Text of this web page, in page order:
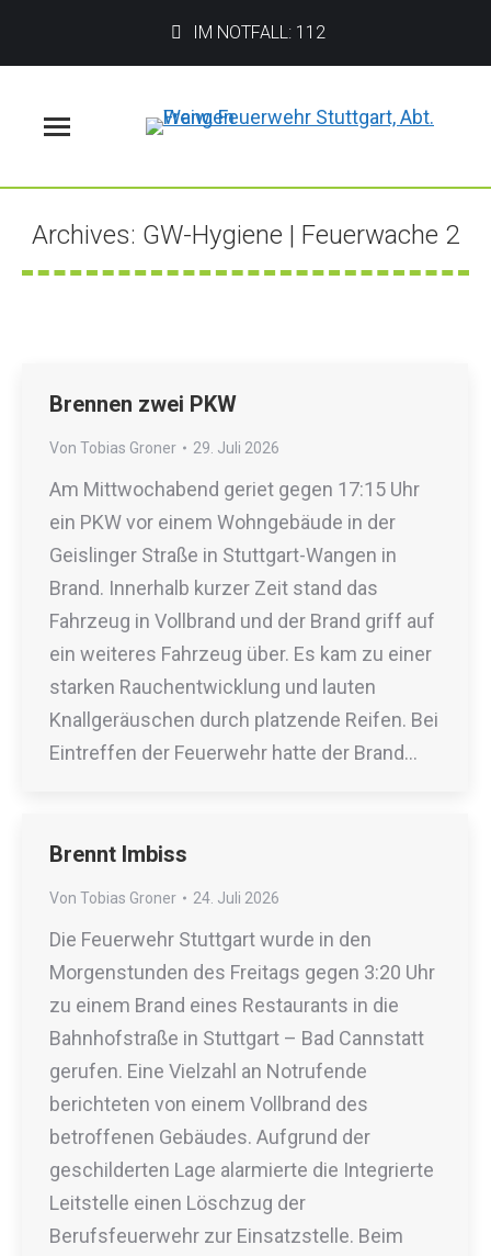
IM NOTFALL: 112
Archives: GW-Hygiene | Feuerwache 2
Sie befinden sich hier:
Brennen zwei PKW
Von Tobias Groner 29. Juli 2026
Am Mittwochabend geriet gegen 17:15 Uhr
ein PKW vor einem Wohngebäude in der
Geislinger Straße in Stuttgart-Wangen in
Brand. Innerhalb kurzer Zeit stand das
Fahrzeug in Vollbrand und der Brand griff auf
ein weiteres Fahrzeug über. Es kam zu einer
starken Rauchentwicklung und lauten
Knallgeräuschen durch platzende Reifen. Bei
Eintreffen der Feuerwehr hatte der Brand…
Brennt Imbiss
Von Tobias Groner 24. Juli 2026
Die Feuerwehr Stuttgart wurde in den
Morgenstunden des Freitags gegen 3:20 Uhr
zu einem Brand eines Restaurants in die
Bahnhofstraße in Stuttgart – Bad Cannstatt
gerufen. Eine Vielzahl an Notrufende
berichteten von einem Vollbrand des
betroffenen Gebäudes. Aufgrund der
geschilderten Lage alarmierte die Integrierte
Leitstelle einen Löschzug der
Berufsfeuerwehr zur Einsatzstelle. Beim